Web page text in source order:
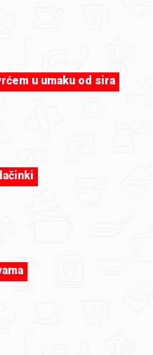
Ladom White
u umaku od sira